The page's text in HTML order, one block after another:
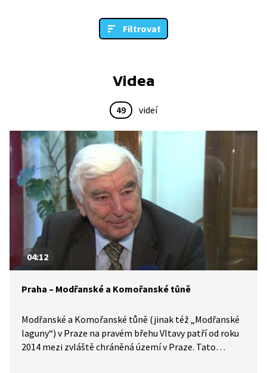
Filtrovat
Videa
49 videí
04:12
Praha – Modřanské a Komořanské tůně
Modřanské a Komořanské tůně (jinak též „Modřanské
laguny“) v Praze na pravém břehu Vltavy patří od roku
2014 mezi zvláště chráněná území v Praze. Tato